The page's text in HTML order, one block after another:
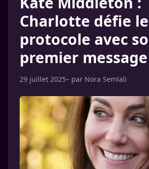
Charlotte défie le
protocole avec
premier
29 juillet 2025– par Nora Semlali